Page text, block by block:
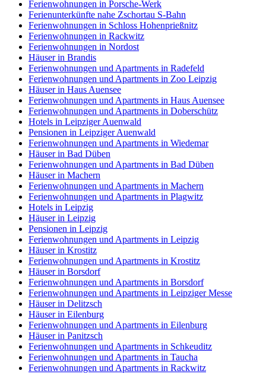
Ferienwohnungen in Porsche-Werk
Ferienunterkünfte nahe Zschortau S-Bahn
Ferienwohnungen in Schloss Hohenprießnitz
Ferienwohnungen in Rackwitz
Ferienwohnungen in Nordost
Häuser in Brandis
Ferienwohnungen und Apartments in Radefeld
Ferienwohnungen und Apartments in Zoo Leipzig
Häuser in Haus Auensee
Ferienwohnungen und Apartments in Haus Auensee
Ferienwohnungen und Apartments in Doberschütz
Hotels in Leipziger Auenwald
Pensionen in Leipziger Auenwald
Ferienwohnungen und Apartments in Wiedemar
Häuser in Bad Düben
Ferienwohnungen und Apartments in Bad Düben
Häuser in Machern
Ferienwohnungen und Apartments in Machern
Ferienwohnungen und Apartments in Plagwitz
Hotels in Leipzig
Häuser in Leipzig
Pensionen in Leipzig
Ferienwohnungen und Apartments in Leipzig
Häuser in Krostitz
Ferienwohnungen und Apartments in Krostitz
Häuser in Borsdorf
Ferienwohnungen und Apartments in Borsdorf
Ferienwohnungen und Apartments in Leipziger Messe
Häuser in Delitzsch
Häuser in Eilenburg
Ferienwohnungen und Apartments in Eilenburg
Häuser in Panitzsch
Ferienwohnungen und Apartments in Schkeuditz
Ferienwohnungen und Apartments in Taucha
Ferienwohnungen und Apartments in Rackwitz